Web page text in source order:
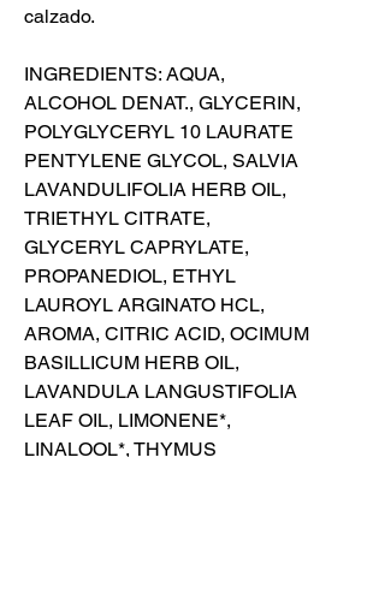
calzado.
INGREDIENTS: AQUA,
ALCOHOL DENAT., GLYCERIN,
POLYGLYCERYL 10 LAURATE
PENTYLENE GLYCOL, SALVIA
LAVANDULIFOLIA HERB OIL,
TRIETHYL CITRATE,
GLYCERYL CAPRYLATE,
PROPANEDIOL, ETHYL
LAUROYL ARGINATO HCL,
AROMA, CITRIC ACID, OCIMUM
BASILLICUM HERB OIL,
LAVANDULA LANGUSTIFOLIA
LEAF OIL, LIMONENE*,
LINALOOL*, THYMUS